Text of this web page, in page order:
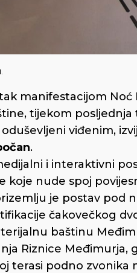
manifestacijom
tijekom posljednja
viđenim,
.
i interaktivni
koje nude spoj
je postav pod
čakovečkog
baštinu
Riznice
terasi podno zvonika